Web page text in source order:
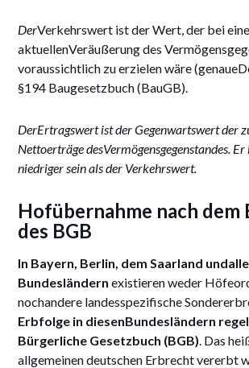
DerVerkehrswert ist der Wert, der bei
aktuellenVeräußerung des
voraussichtlich zu erzielen wäre
§194 Baugesetzbuch (BauGB).
DerErtragswert ist der Gegenwartswert der
Nettoerträge desVermögensgegenstandes.
niedriger sein als der Verkehrswert.
Hofübernahme nach dem
des BGB
In Bayern, Berlin, dem Saarland
Bundesländern existieren weder
nochandere landesspezifische
Erbfolge in diesenBundesländern
Bürgerliche Gesetzbuch (BGB). Das
allgemeinen deutschen Erbrecht vererbt